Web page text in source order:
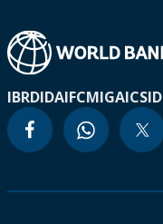
IBRDIDAIFCMIGAICSID